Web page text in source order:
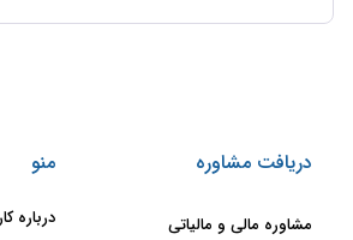
دریافت مشاوره
مشاوره مالی و مالیاتی
منو
درباره